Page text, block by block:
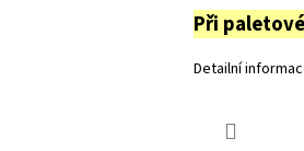
Při
Detailní